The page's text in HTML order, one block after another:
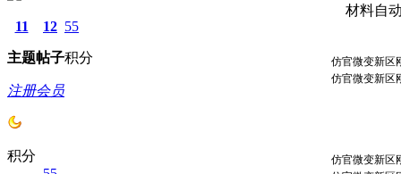
11
主题
12
帖子
55
积分
注册会员
积分
材料自
仿官微变新区
仿官微变新区
仿官微变新区